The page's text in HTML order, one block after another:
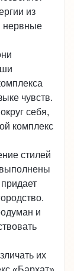
из
нервные
чувств.
себя,
комплекс
стилей
и
их